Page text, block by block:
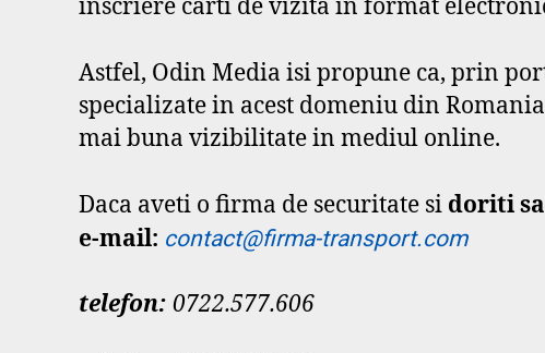
inscriere carti de vizita in format
Astfel, Odin Media isi propune ca, prin
specializate in acest domeniu din
mai buna vizibilitate in mediul online.
Daca aveti o firma de securitate si doriti
e-mail: contact@firma-transport.com
telefon: 0722.577.606